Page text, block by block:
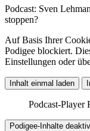
Podcast: Sven
stoppen?
Auf Basis Ihrer
Podigee blockiert.
Einstellungen oder
Inhalt einmal laden
Podcast-Player
Podigee-Inhalte